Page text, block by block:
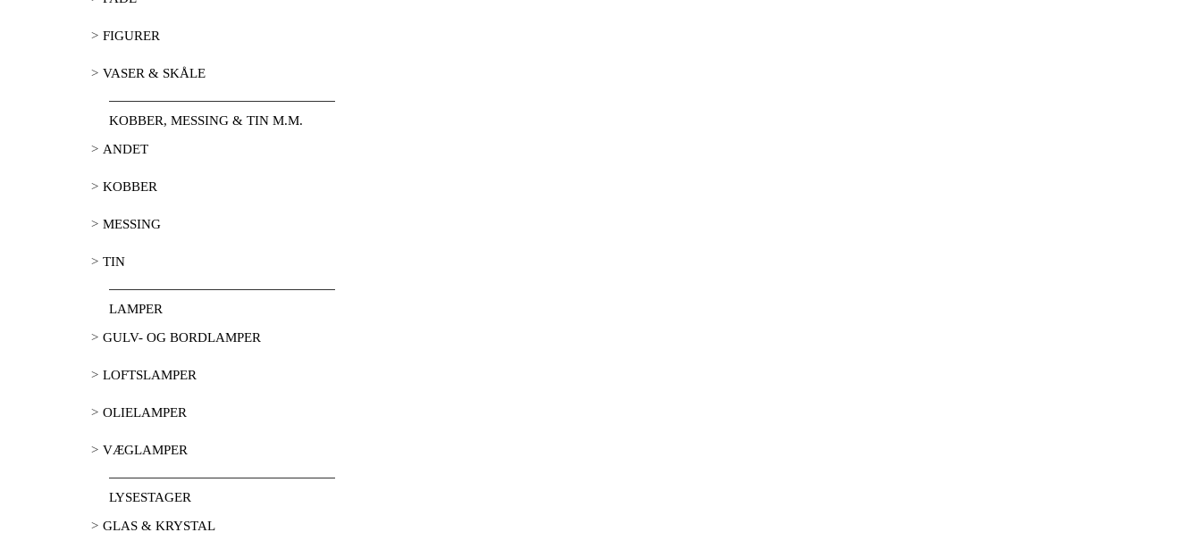
FIGURER
VASER & SKÅLE
KOBBER, MESSING & TIN M.M.
ANDET
KOBBER
MESSING
TIN
LAMPER
GULV- OG BORDLAMPER
LOFTSLAMPER
OLIELAMPER
VÆGLAMPER
LYSESTAGER
GLAS & KRYSTAL